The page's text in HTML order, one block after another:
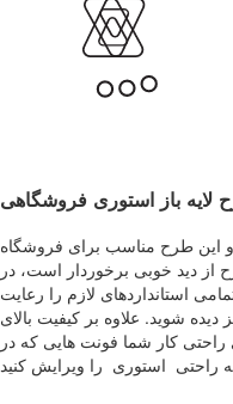
و این طرح مناسب برای فروشگاه
دید خوبی برخوردار است، در
استانداردهای لازم را رعایت
دیده شوید. علاوه بر کیفیت بالای
کار شما فونت هایی که در